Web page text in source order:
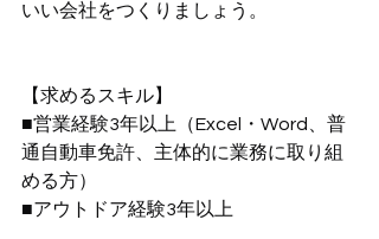
いい会社をつくりましょう。
【求めるスキル】
■営業経験3年以上（Excel・Word、普
通自動車免許、主体的に業務に取り組
める方）
■アウトドア経験3年以上